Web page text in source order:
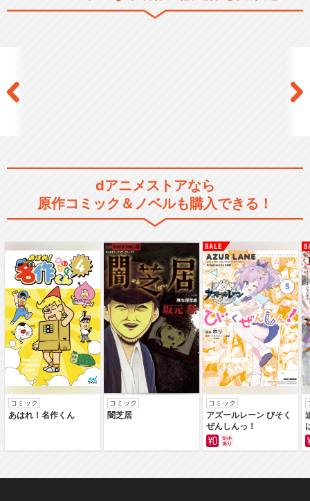
dアニメストアなら
原作コミック＆ノベルも購入できる！
コミック
あはれ！名作くん
コミック
闇芝居
コミック
アズールレーン びそく
ぜんしんっ！